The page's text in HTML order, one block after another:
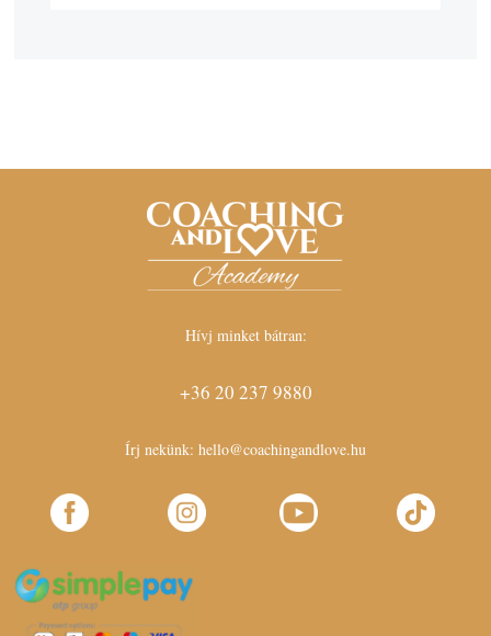
Hívj minket bátran:
+36 20 237 9880
Írj nekünk: hello@coachingandlove.hu